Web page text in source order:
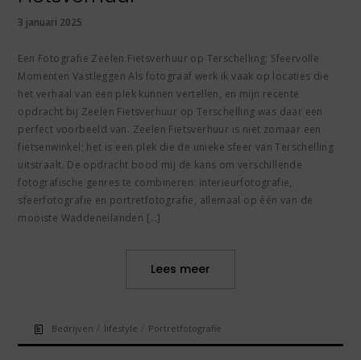
3 januari 2025
Een Fotografie Zeelen Fietsverhuur op Terschelling: Sfeervolle
Momenten Vastleggen Als fotograaf werk ik vaak op locaties die
het verhaal van een plek kunnen vertellen, en mijn recente
opdracht bij Zeelen Fietsverhuur op Terschelling was daar een
perfect voorbeeld van. Zeelen Fietsverhuur is niet zomaar een
fietsenwinkel; het is een plek die de unieke sfeer van Terschelling
uitstraalt. De opdracht bood mij de kans om verschillende
fotografische genres te combineren: interieurfotografie,
sfeerfotografie en portretfotografie, allemaal op één van de
mooiste Waddeneilanden […]
Lees meer
Bedrijven / lifestyle / Portretfotografie